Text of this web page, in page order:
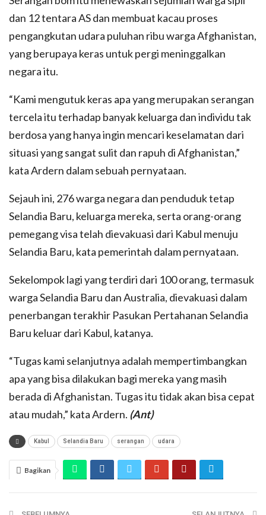
dan 12 tentara AS dan membuat kacau proses
pengangkutan udara puluhan ribu warga Afghanistan,
yang berupaya keras untuk pergi meninggalkan
negara itu.
“Kami mengutuk keras apa yang merupakan serangan
tercela itu terhadap banyak keluarga dan individu tak
berdosa yang hanya ingin mencari keselamatan dari
situasi yang sangat sulit dan rapuh di Afghanistan,”
kata Ardern dalam sebuah pernyataan.
Sejauh ini, 276 warga negara dan penduduk tetap
Selandia Baru, keluarga mereka, serta orang-orang
pemegang visa telah dievakuasi dari Kabul menuju
Selandia Baru, kata pemerintah dalam pernyataan.
Sekelompok lagi yang terdiri dari 100 orang, termasuk
warga Selandia Baru dan Australia, dievakuasi dalam
penerbangan terakhir Pasukan Pertahanan Selandia
Baru keluar dari Kabul, katanya.
“Tugas kami selanjutnya adalah mempertimbangkan
apa yang bisa dilakukan bagi mereka yang masih
berada di Afghanistan. Tugas itu tidak akan bisa cepat
atau mudah,” kata Ardern. (Ant)
Kabul Selandia Baru serangan udara
Bagikan